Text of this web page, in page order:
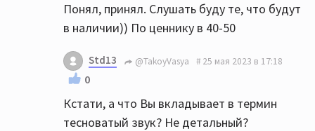
Понял, принял. Слушать буду те, что будут
в наличии)) По ценнику в 40-50
Std13 @TakoyVasya 25 мая 2023 в 17:18
0
Кстати, а что Вы вкладывает в термин
тесноватый звук? Не детальный?